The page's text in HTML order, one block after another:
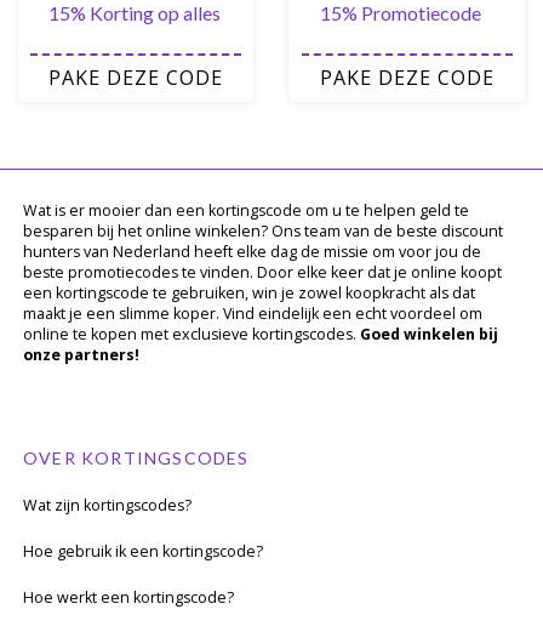
15% Korting op alles
PAKE DEZE CODE
15% Promotiecode
PAKE DEZE CODE
Wat is er mooier dan een kortingscode om u te helpen geld te
besparen bij het online winkelen? Ons team van de beste discount
hunters van Nederland heeft elke dag de missie om voor jou de
beste promotiecodes te vinden. Door elke keer dat je online koopt
een kortingscode te gebruiken, win je zowel koopkracht als dat
maakt je een slimme koper. Vind eindelijk een echt voordeel om
online te kopen met exclusieve kortingscodes. Goed winkelen bij
onze partners!
OVER KORTINGSCODES
Wat zijn kortingscodes?
Hoe gebruik ik een kortingscode?
Hoe werkt een kortingscode?